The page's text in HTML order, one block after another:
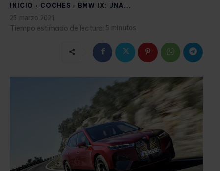
INICIO COCHES BMW IX: UNA...
25 marzo 2021
Tiempo estimado de lectura: 5 minutos